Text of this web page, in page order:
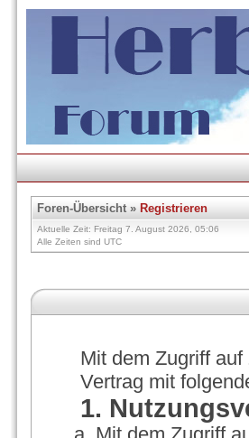
Foren-Übersicht» Registrieren
Aktuelle Zeit: Freitag 7. August 2026, 05:06
Alle Zeiten sind UTC
Mit dem Zugriff
Vertrag mit
1.